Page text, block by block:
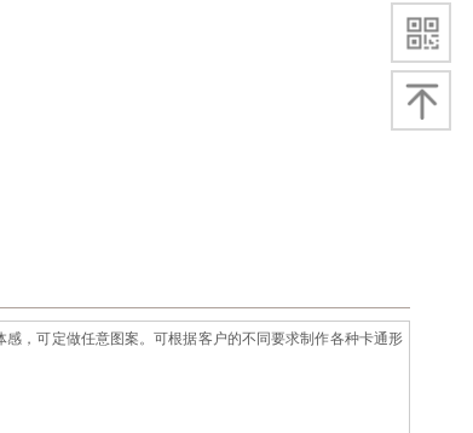
，可定做任意图案。可根据客户的不同要求制作各种卡通形